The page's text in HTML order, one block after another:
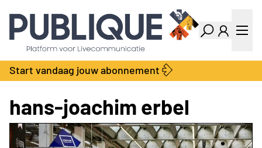
Industry Dashboard
Vacatures
Kalender
Producten
Bedrijvengids
Locatie Finder
Contact
Over ons
Adverteren
Start vandaag jouw abonnement
hans-joachim erbel